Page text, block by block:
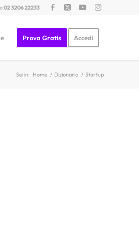
02 3206 22233
Prova Gratis Accedi
Sei in: Home / Dizionario / Startup